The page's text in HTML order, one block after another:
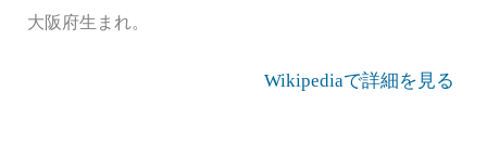
大阪府生まれ。
Wikipediaで詳細を見る